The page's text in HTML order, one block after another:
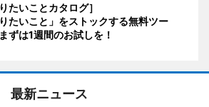
りたいことカタログ］
りたいこと」をストックする無料ツー
ずは1週間のお試しを！
最新ニュース